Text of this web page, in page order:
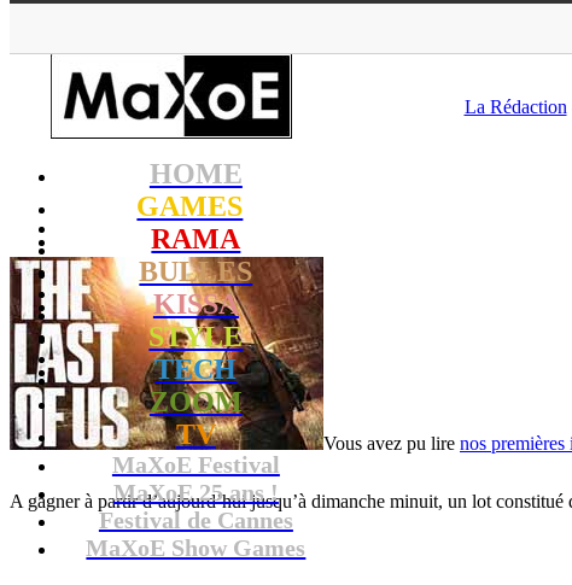
HOME
GAMES
RAMA
BULLES
KISSA
STYLE
TECH
ZOOM
TV
MaXoE Festival
MaXoE 25 ans !
Festival de Cannes
MaXoE Show Games
La Rédaction
Vous avez pu lire nos premières
A gagner à partir d’aujourd’hui jusqu’à dimanche minuit, un lot constitué